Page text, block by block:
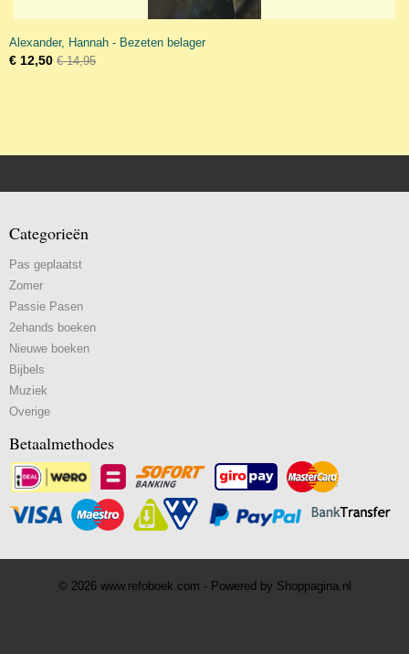
Alexander, Hannah - Bezeten belager
€ 12,50 € 14,95
Categorieën
Pas geplaatst
Zomer
Passie Pasen
2ehands boeken
Nieuwe boeken
Bijbels
Muziek
Overige
Betaalmethodes
© 2026 www.refoboek.com - Powered by Shoppagina.nl